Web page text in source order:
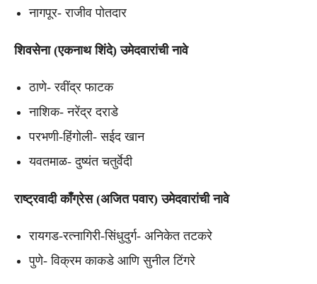
नागपूर- राजीव पोतदार
शिवसेना (एकनाथ शिंदे) उमेदवारांची नावे
ठाणे- रवींद्र फाटक
नाशिक- नरेंद्र दराडे
परभणी-हिंगोली- सईद खान
यवतमाळ- दुष्यंत चतुर्वेदी
राष्ट्रवादी काँग्रेस (अजित पवार) उमेदवारांची नावे
रायगड-रत्नागिरी-सिंधुदुर्ग- अनिकेत तटकरे
पुणे- विक्रम काकडे आणि सुनील टिंगरे